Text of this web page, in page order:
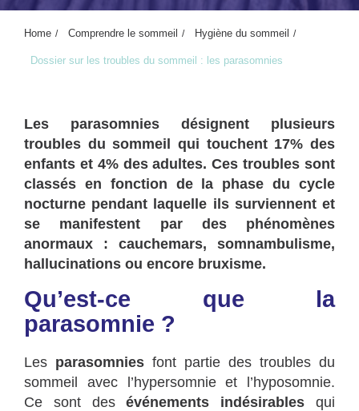
Home Comprendre le sommeil Hygiène du sommeil
Dossier sur les troubles du sommeil : les parasomnies
Les parasomnies désignent plusieurs
troubles du sommeil qui touchent 17% des
enfants et 4% des adultes. Ces troubles sont
classés en fonction de la phase du cycle
nocturne pendant laquelle ils surviennent et
se manifestent par des phénomènes
anormaux : cauchemars, somnambulisme,
hallucinations ou encore bruxisme.
Qu’est-ce que la
parasomnie ?
Les parasomnies font partie des troubles du
sommeil avec l’hypersomnie et l’hyposomnie.
Ce sont desévénements indésirables qui